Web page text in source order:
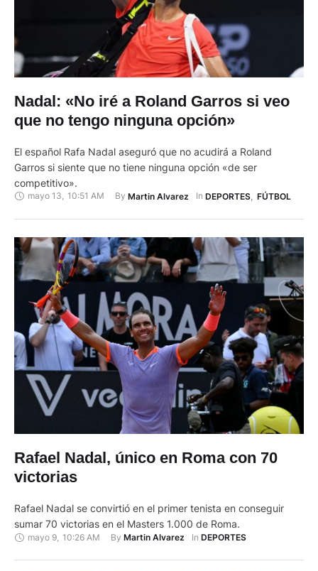
Nadal: «No iré a Roland Garros si veo
que no tengo ninguna opción»
El español Rafa Nadal aseguró que no acudirá a Roland
Garros si siente que no tiene ninguna opción «de ser
competitivo».
mayo 13, 10:51 AM By Martin Alvarez In DEPORTES, FÚTBOL
Rafael Nadal, único en Roma con 70
victorias
Rafael Nadal se convirtió en el primer tenista en conseguir
sumar 70 victorias en el Masters 1.000 de Roma.
mayo 9 10:26 AM By Martin Alvarez In DEPORTES